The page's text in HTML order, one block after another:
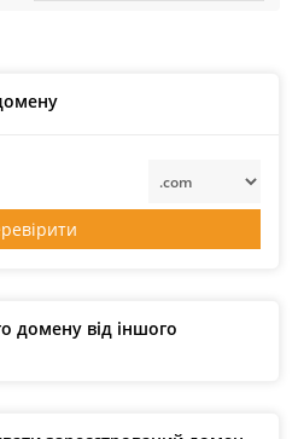
домену від іншого